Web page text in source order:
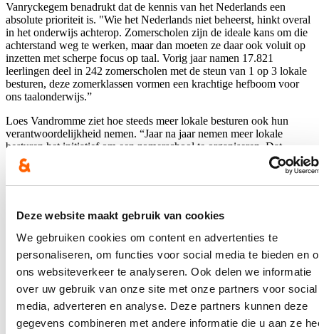
Deze website maakt gebruik van cookies
We gebruiken cookies om content en advertenties te
personaliseren, om functies voor social media te bieden en
ons websiteverkeer te analyseren. Ook delen we informatie
over uw gebruik van onze site met onze partners voor social
media, adverteren en analyse. Deze partners kunnen deze
gegevens combineren met andere informatie die u aan ze
Vanryckegem benadrukt dat de kennis van het Nederlands een
absolute prioriteit is. "Wie het Nederlands niet beheerst, hinkt overal
in het onderwijs achterop. Zomerscholen zijn de ideale kans om die
achterstand weg te werken, maar dan moeten ze daar ook voluit op
inzetten met scherpe focus op taal. Vorig jaar namen 17.821
leerlingen deel in 242 zomerscholen met de steun van 1 op 3 lokale
besturen, deze zomerklassen vormen een krachtige hefboom voor
ons taalonderwijs.”
Loes Vandromme ziet hoe steeds meer lokale besturen ook hun
verantwoordelijkheid nemen. “Jaar na jaar nemen meer lokale
besturen het initiatief om een zomerschool te organiseren. Dat
blijvend en groeiend engagement van de lokale besturen en de grote
inzet van scholen zorgt voor een duwtje in de rug voor veel
kinderen en jongeren en bezorgt hen een leerrijke zomerervaring.
belangrijk dat we een kwaliteitsvol aanbod kunnen bieden en dat we
ook evalueren wat de impact is van de zomerscholen.”
Blijf je graag op de hoogte?
Ontvang mijn nieuwsbrief.
E-mailadres
Postcode